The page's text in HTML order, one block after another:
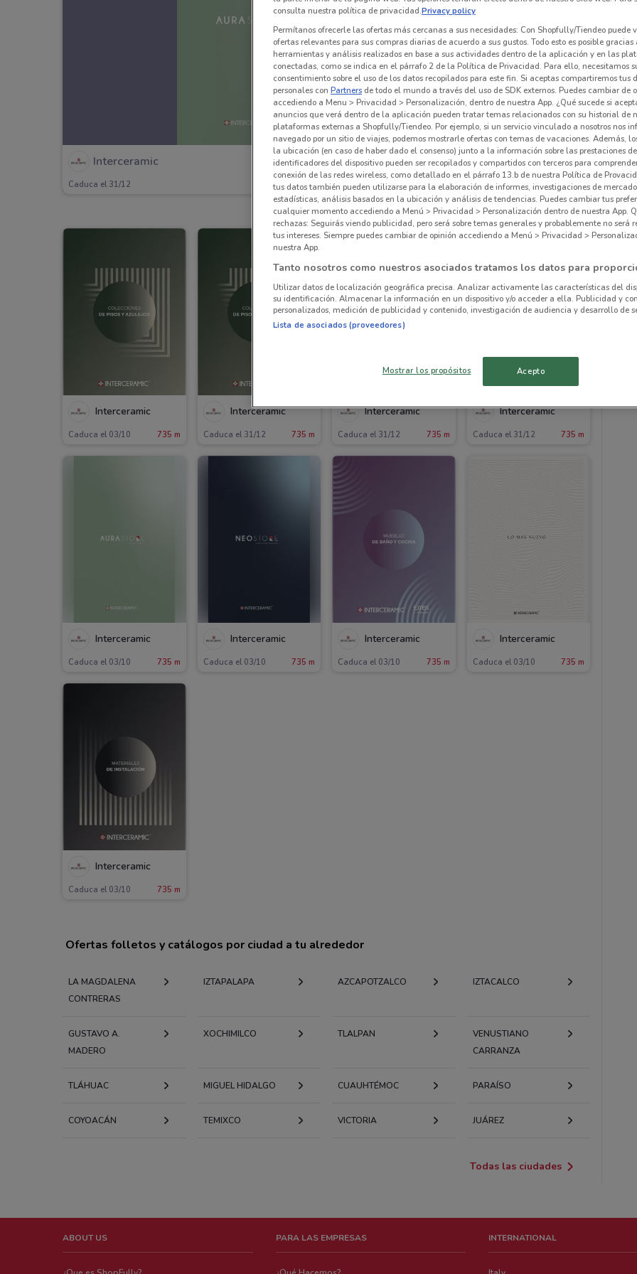
Interceramic
Caduca el 31/12 735 m
Interceramic
Caduca el 03/10 735 m
Interceramic
Caduca el 31/12 735 m
Interceramic
Caduca el 31/12 735 m
Interceramic
Caduca el 31/12 735 m
Interceramic
Caduca el 03/10 735 m
Interceramic
Caduca el 03/10 735 m
Interceramic
Caduca el 03/10 735 m
Interceramic
Caduca el 03/10 735 m
Interceramic
Caduca el 03/10 735 m
Ofertas folletos y catálogos por ciudad a tu alrededor
LA MAGDALENA
CONTRERAS
IZTAPALAPA AZCAPOTZALCO IZTACALCO
GUSTAVO A.
MADERO
XOCHIMILCO TLALPAN
VENUSTIANO
CARRANZA
TLÁHUAC MIGUEL HIDALGO CUAUHTÉMOC PARAÍSO
COYOACÁN TEMIXCO VICTORIA JUÁREZ
Todas las ciudades
ABOUT US PARA LAS EMPRESAS INTERNATIONAL
consulta nuestra política de privacidad.Privacy policy
Permítanos ofrecerle las ofertas más cercanas a sus necesidades: Con Shopfully/Tiendeo puede
ofertas relevantes para sus compras diarias de acuerdo a sus gustos. Todo esto es posible gracias
herramientas y análisis realizados en base a sus actividades dentro de la aplicación y en las
conectadas, como se indica en el párrafo 2 de la Política de Privacidad. Para ello, necesitamos
consentimiento sobre el uso de los datos recopilados para este fin. Si aceptas compartiremos tus
personales con Partners de todo el mundo a través del uso de SDK externos. Puedes cambiar de
accediendo a Menu > Privacidad > Personalización, dentro de nuestra App. ¿Qué sucede si
anuncios que verá dentro de la aplicación pueden tratar temas relacionados con su historial de
plataformas externas a Shopfully/Tiendeo. Por ejemplo, si un servicio vinculado a nosotros nos
navegado por un sitio de viajes, podemos mostrarle ofertas con temas de vacaciones. Además,
la ubicación (en caso de haber dado el consenso) junto a la información sobre las prestaciones
identificadores del dispositivo pueden ser recopilados y compartidos con terceros para
conexión de las redes wireless, como detallado en el párrafo 13.b de nuestra Política de
tus datos también pueden utilizarse para la elaboración de informes, investigaciones de
estadísticas, análisis basados en la ubicación y análisis de tendencias. Puedes cambiar tus
cualquier momento accediendo a Menú > Privacidad > Personalización dentro de nuestra App.
rechazas: Seguirás viendo publicidad, pero será sobre temas generales y probablemente no será
tus intereses. Siempre puedes cambiar de opinión accediendo a Menú > Privacidad >
nuestra App.
Tanto nosotros como nuestros asociados tratamos los datos para
Utilizar datos de localización geográfica precisa. Analizar activamente las características del
su identificación. Almacenar la información en un dispositivo y/o acceder a ella. Publicidad y
personalizados, medición de publicidad y contenido, investigación de audiencia y desarrollo de
Lista de asociados (proveedores)
Mostrar los propósitos Acepto